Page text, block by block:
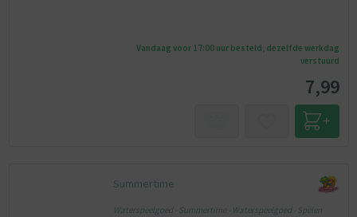
Vandaag voor 17:00 uur besteld, dezelfde werkdag
verstuurd
7,99
Summertime
Waterspeelgoed - Summertime - Waterspeelgoed - Spelen